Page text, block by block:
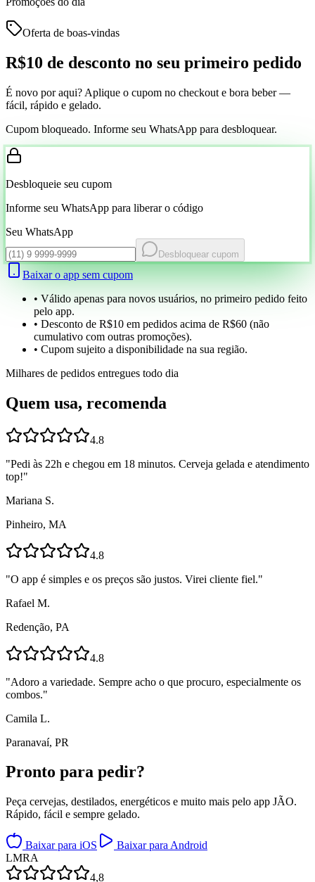
Oferta de boas-vindas
R$10 de desconto no seu primeiro pedido
É novo por aqui? Aplique o cupom no checkout e bora beber —
fácil, rápido e gelado.
Cupom bloqueado. Informe seu WhatsApp para desbloquear.
Desbloqueie seu cupom
Informe seu WhatsApp para liberar o código
Seu WhatsApp
Desbloquear cupom
Baixar o app sem cupom
• Válido apenas para novos usuários, no primeiro pedido feito
pelo app.
• Desconto de R$10 em pedidos acima de R$60 (não
cumulativo com outras promoções).
• Cupom sujeito a disponibilidade na sua região.
Milhares de pedidos entregues todo dia
Quem usa, recomenda
4.8
"Pedi às 22h e chegou em 18 minutos. Cerveja gelada e atendimento
top!"
Mariana S.
Pinheiro, MA
4.8
"O app é simples e os preços são justos. Virei cliente fiel."
Rafael M.
Redenção, PA
4.8
"Adoro a variedade. Sempre acho o que procuro, especialmente os
combos."
Camila L.
Paranavaí, PR
Pronto para pedir?
Peça cervejas, destilados, energéticos e muito mais pelo app JÃO.
Rápido, fácil e sempre gelado.
Baixar para iOS
Baixar para Android
LMRA
4,8